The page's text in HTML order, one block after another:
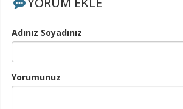
Adınız Soyadınız
Yorumunuz